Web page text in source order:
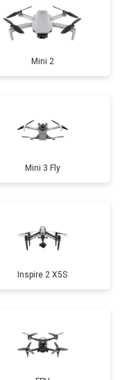
Mini 2
Mini 3 Fly
Inspire 2 X5S